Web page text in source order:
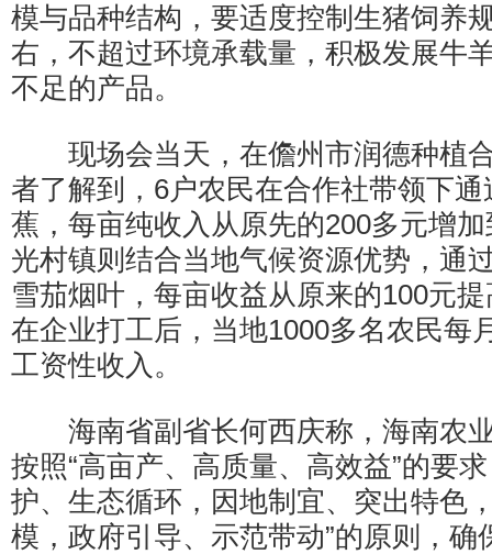
模与品种结构，要适度控制生猪饲养
右，不超过环境承载量，积极发展牛
不足的产品。
现场会当天，在儋州市润德种植
者了解到，6户农民在合作社带领下
蕉，每亩纯收入从原先的200多元增
光村镇则结合当地气候资源优势，通
雪茄烟叶，每亩收益从原来的100元
在企业打工后，当地1000多名农民每
工资性收入。
海南省副省长何西庆称，海南农
按照“高亩产、高质量、高效益”的要
护、生态循环，因地制宜、突出特色
模，政府引导、示范带动”的原则，确